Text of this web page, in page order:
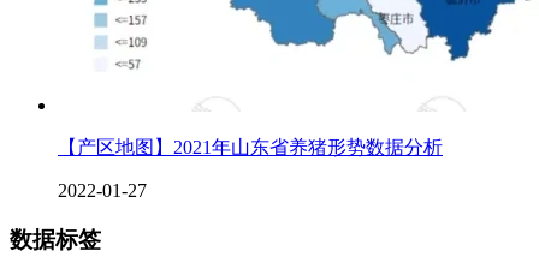
【产区地图】2021年山东省养猪形势数据分析
2022-01-27
数据标签